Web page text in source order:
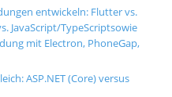
entwickeln: Flutter vs.
JavaScript/TypeScriptsowie
mit Electron, PhoneGap,
ASP.NET (Core) versus